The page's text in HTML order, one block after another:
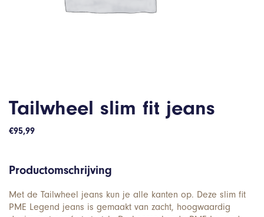
Tailwheel slim fit jeans
€95,99
Productomschrijving
Met de Tailwheel jeans kun je alle kanten op. Deze slim fit
PME Legend jeans is gemaakt van zacht, hoogwaardig